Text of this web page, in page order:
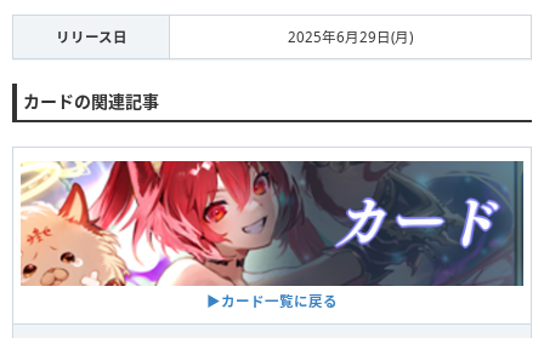
リリース日 2025年6月29日(月)
カードの関連記事
▶︎カード一覧に戻る